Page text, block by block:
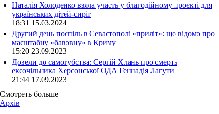
Наталія Холоденко взяла участь у благодійному проєкті для
українських дітей-сиріт
18:31 15.03.2024
Другий день поспіль в Севастополі «приліт»: що відомо про
масштабну «бавовну» в Криму
15:20 23.09.2023
Довели до самогубства: Сергій Хлань про смерть
ексочільника Херсонської ОДА Геннадія Лагути
21:44 17.09.2023
Смотреть больше
Архів